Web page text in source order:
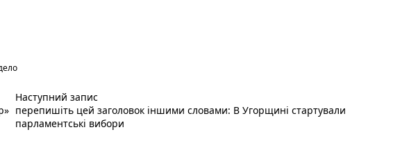
Наступний записНаступний пост :
перепишіть цей заголовок іншими словами: В Угорщині стартували
парламентські вибори